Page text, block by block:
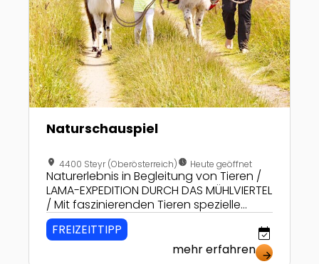
Naturschauspiel
location_on 4400 Steyr (Oberösterreich)nest_clock_farsight_analog Heute geöffnet
Naturerlebnis in Begleitung von Tieren /
LAMA-EXPEDITION DURCH DAS MÜHLVIERTEL
/ Mit faszinierenden Tieren spezielle
Hotspots der Natur erkunden!
FREIZEITTIPP event_available
mehr erfahren arrow_forward